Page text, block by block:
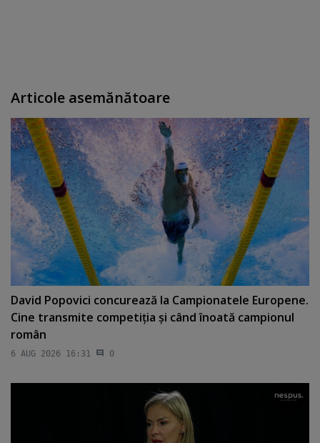
Articole asemănătoare
David Popovici concurează la Campionatele Europene.
Cine transmite competiţia şi când înoată campionul
român
6 AUG 2026 16:31 0